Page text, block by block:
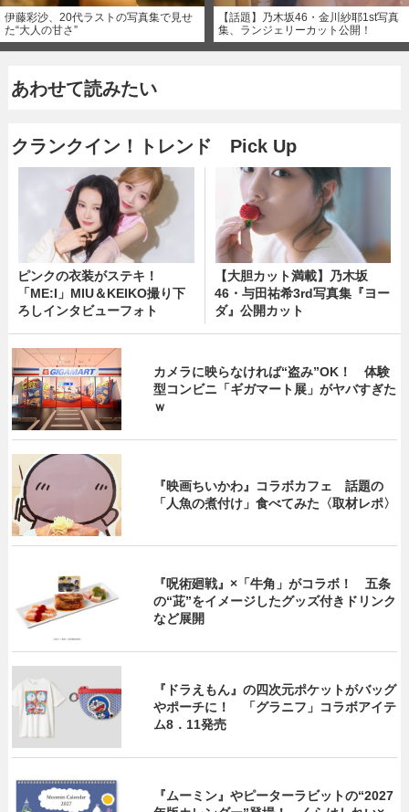
伊藤彩沙、20代ラストの写真集で見せ
た“大人の甘さ”
【話題】乃木坂46・金川紗耶1st写真
集、ランジェリーカット公開！
あわせて読みたい
クランクイン！トレンド Pick Up
ピンクの衣装がステキ！
「ME:I」MIU＆KEIKO撮り下
ろしインタビューフォト
【大胆カット満載】乃木坂
46・与田祐希3rd写真集『ヨー
ダ』公開カット
カメラに映らなければ“盗み”OK！ 体験
型コンビニ「ギガマート展」がヤバすぎた
ｗ
『映画ちいかわ』コラボカフェ 話題の
「人魚の煮付け」食べてみた〈取材レポ〉
『呪術廻戦』×「牛角」がコラボ！ 五条
の“茈”をイメージしたグッズ付きドリンク
など展開
『ドラえもん』の四次元ポケットがバッグ
やポーチに！ 「グラニフ」コラボアイテ
ム8．11発売
『ムーミン』やピーターラビットの“2027